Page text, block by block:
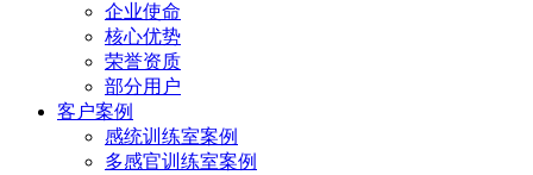
企业使命
核心优势
荣誉资质
部分用户
客户案例
感统训练室案例
多感官训练室案例